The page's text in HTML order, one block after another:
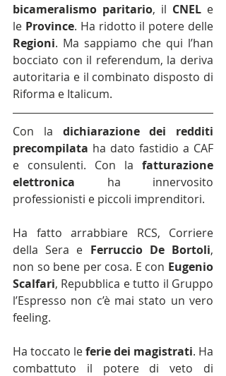
bicameralismo paritario, il CNEL e
le Province
Regioni. Ma sappiamo che qui l’han
bocciato con il referendum, la deriva
autoritaria e il combinato disposto di
Riforma e Italicum.
Con la dichiarazione dei redditi
precompilata ha dato fastidio a CAF
e consulenti. Con la fatturazione
elettronica ha innervosito
professionisti e piccoli imprenditori.
Ha fatto arrabbiare RCS, Corriere
della Sera e Ferruccio De Bortoli,
non so bene per cosa. E con Eugenio
Scalfari, Repubblica e tutto il Gruppo
l’Espresso non c’è mai stato un vero
feeling.
Ha toccato le ferie dei magistrati. Ha